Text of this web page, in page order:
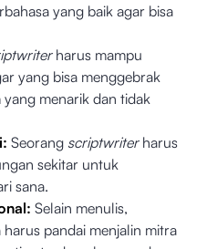
yang baik agar bisa
harus mampu
yang bisa menggebrak
menarik dan tidak
Seorang scriptwriter harus
sekitar untuk
sana.
Selain menulis,
harus pandai menjalin mitra